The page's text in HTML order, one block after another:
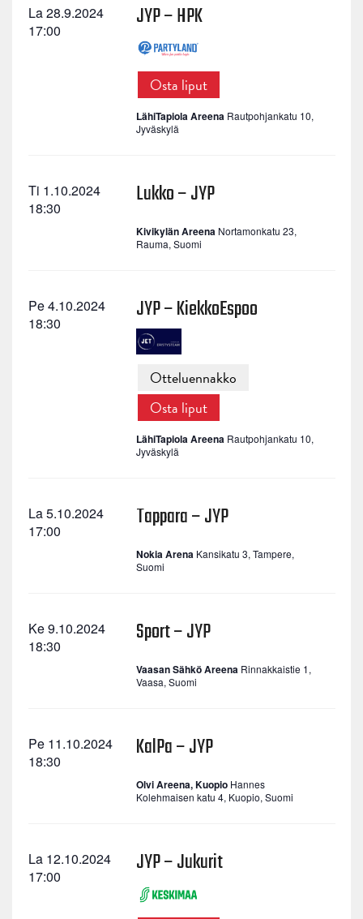
La 28.9.2024
17:00
JYP – HPK
Osta liput
LähiTapiola Areena Rautpohjankatu 10,
Jyväskylä
Ti 1.10.2024
18:30
Lukko – JYP
Kivikylän Areena Nortamonkatu 23,
Rauma, Suomi
Pe 4.10.2024
18:30
JYP – KiekkoEspoo
Otteluennakko
Osta liput
LähiTapiola Areena Rautpohjankatu 10,
Jyväskylä
La 5.10.2024
17:00
Tappara – JYP
Nokia Arena Kansikatu 3, Tampere,
Suomi
Ke 9.10.2024
18:30
Sport – JYP
Vaasan Sähkö Areena Rinnakkaistie 1,
Vaasa, Suomi
Pe 11.10.2024
18:30
KalPa – JYP
Olvi Areena, Kuopio Hannes
Kolehmaisen katu 4, Kuopio, Suomi
La 12.10.2024
17:00
JYP – Jukurit